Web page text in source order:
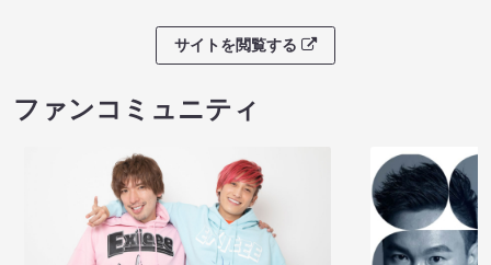
サイトを閲覧する
ファンコミュニティ